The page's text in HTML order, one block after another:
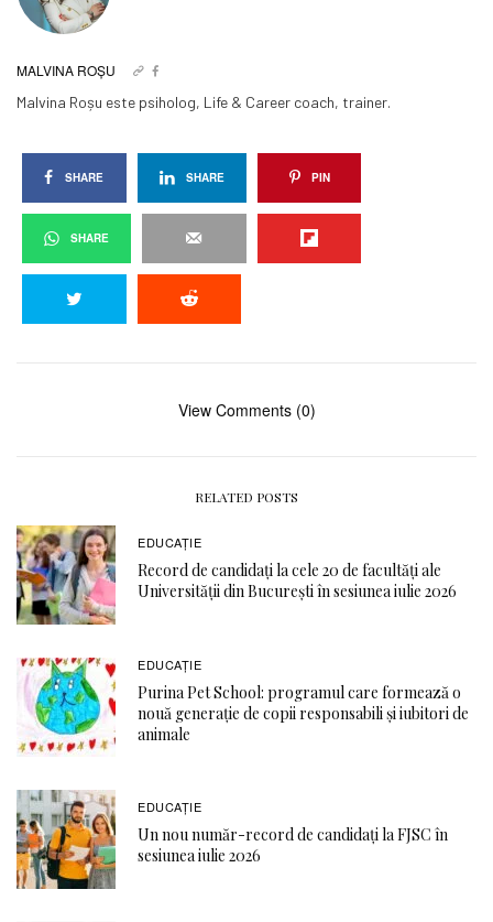
MALVINA ROȘU
Malvina Roșu este psiholog, Life & Career coach, trainer.
SHARE SHARE PIN
SHARE
View Comments (0)
RELATED POSTS
EDUCAŢIE
Record de candidați la cele 20 de facultăți ale
Universității din București în sesiunea iulie 2026
EDUCAŢIE
Purina Pet School: programul care formează o
nouă generație de copii responsabili și iubitori de
animale
EDUCAŢIE
Un nou număr-record de candidați la FJSC în
sesiunea iulie 2026